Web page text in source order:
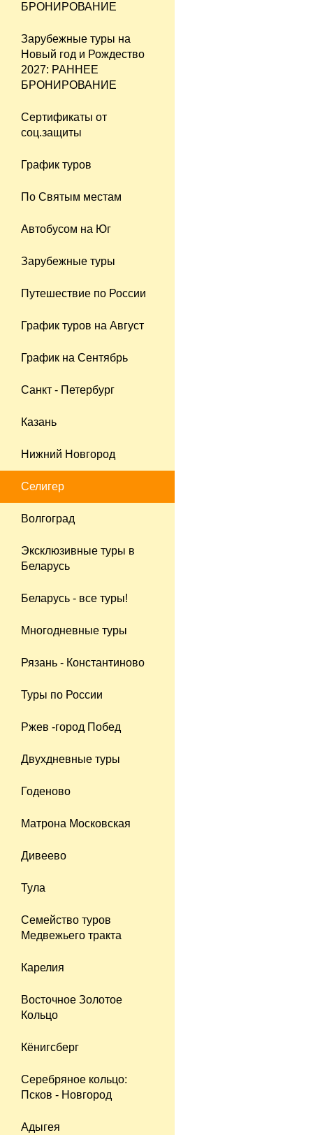
БРОНИРОВАНИЕ
Зарубежные туры на
Новый год и Рождество
2027: РАННЕЕ
БРОНИРОВАНИЕ
Сертификаты от
соц.защиты
График туров
По Святым местам
Автобусом на Юг
Зарубежные туры
Путешествие по России
График туров на Август
График на Сентябрь
Санкт - Петербург
Казань
Нижний Новгород
Селигер
Волгоград
Эксклюзивные туры в
Беларусь
Беларусь - все туры!
Многодневные туры
Рязань - Константиново
Туры по России
Ржев -город Побед
Двухдневные туры
Годеново
Матрона Московская
Дивеево
Тула
Семейство туров
Медвежьего тракта
Карелия
Восточное Золотое
Кольцо
Кёнигсберг
Серебряное кольцо:
Псков - Новгород
Адыгея